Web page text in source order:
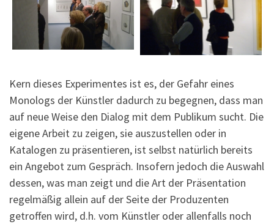
Kern dieses Experimentes ist es, der Gefahr eines
Monologs der Künstler dadurch zu begegnen, dass man
auf neue Weise den Dialog mit dem Publikum sucht. Die
eigene Arbeit zu zeigen, sie auszustellen oder in
Katalogen zu präsentieren, ist selbst natürlich bereits
ein Angebot zum Gespräch. Insofern jedoch die Auswahl
dessen, was man zeigt und die Art der Präsentation
regelmäßig allein auf der Seite der Produzenten
getroffen wird, d.h. vom Künstler oder allenfalls noch